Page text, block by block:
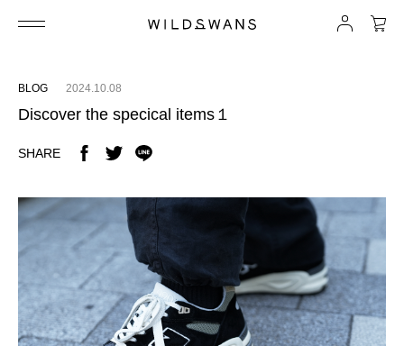
BLOG 2024.10.08
Discover the specical items１
SHARE